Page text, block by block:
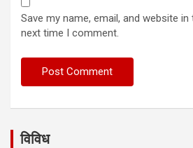
Save my name, email, and website
next time I comment.
विविध